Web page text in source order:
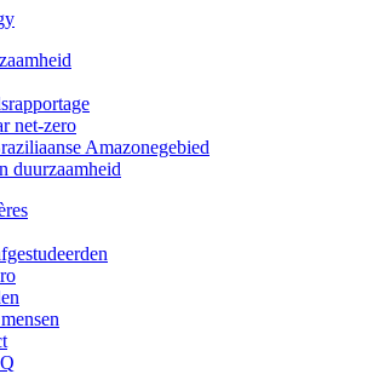
net-zero
Amazonegebied
duurzaamheid